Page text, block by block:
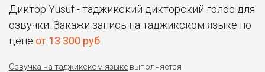
Диктор Yusuf - таджикский дикторский голос для
озвучки. Закажи запись на таджикском языке по
цене от 13 300 руб
Озвучка на таджикском языке выполняется